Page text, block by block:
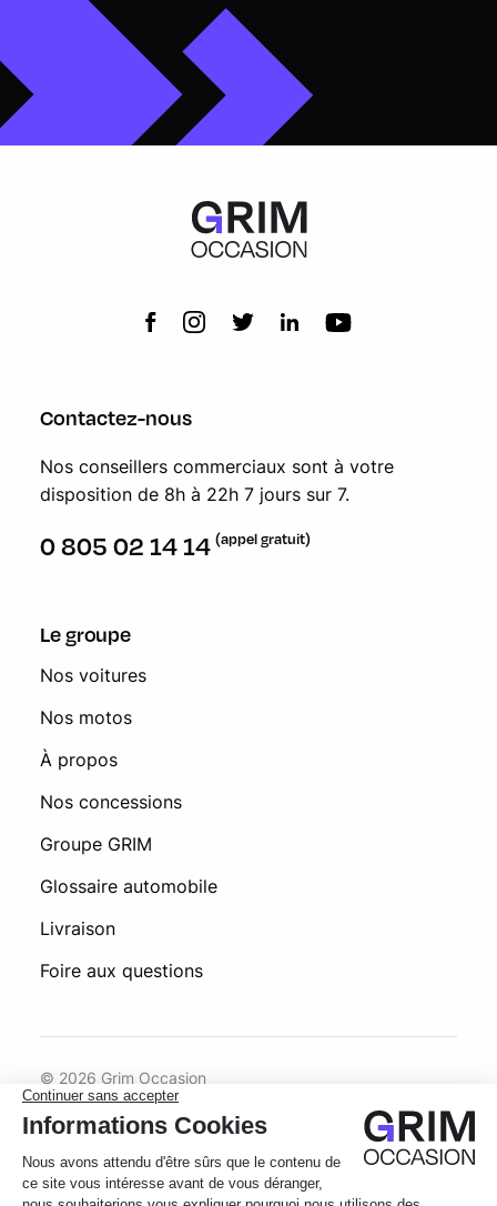
Contactez-nous
Nos conseillers commerciaux sont à votre
disposition de 8h à 22h 7 jours sur 7.
0 805 02 14 14 (appel gratuit)
Le groupe
Nos voitures
Nos motos
À propos
Nos concessions
Groupe GRIM
Glossaire automobile
Livraison
Foire aux questions
© 2026 Grim Occasion
Conditions générales d’utilisation
Politique de confidentialité